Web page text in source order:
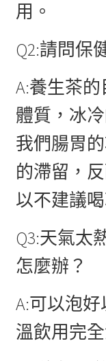
用。
Q2:請問保
A:養生茶
體質，冰
我們腸胃
的滯留，
以不建議
Q3:天氣太
怎麼辦？
A:可以泡
溫飲用完